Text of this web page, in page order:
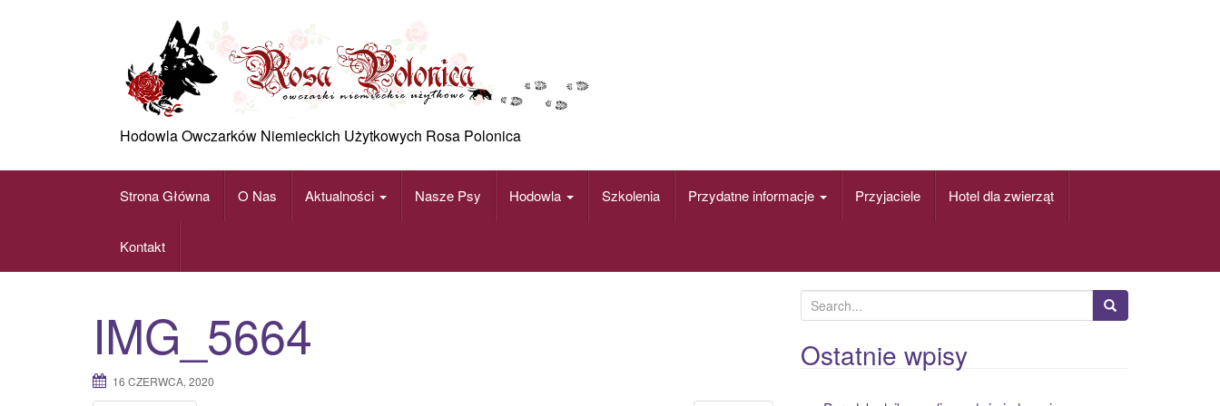
Hodowla Owczarków Niemieckich Użytkowych Rosa Polonica
Strona Główna O Nas Aktualności Nasze Psy Hodowla Szkolenia Przydatne informacje Przyjaciele Hotel dla zwierząt
Kontakt
IMG_5664
16 CZERWCA, 2020
e
a
r
Ostatnie wpisy